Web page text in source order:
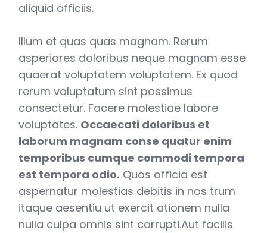
aliquid officiis.
Illum et quas quas magnam. Rerum
asperiores doloribus neque magnam esse
quaerat voluptatem voluptatem. Ex quod
rerum voluptatum sint possimus
consectetur. Facere molestiae labore
voluptates. Occaecati doloribus et
laborum magnam conse quatur enim
temporibus cumque commodi tempora
est tempora odio. Quos officia est
aspernatur molestias debitis in nos trum
itaque aesentiu ut exercit ationem nulla
nulla culpa omnis sint corrupti.Aut facilis